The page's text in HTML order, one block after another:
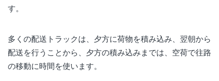
す。
多くの配送トラックは、夕方に荷物を積み込み、翌朝から
配送を行うことから、夕方の積み込みまでは、空荷で往路
の移動に時間を使います。